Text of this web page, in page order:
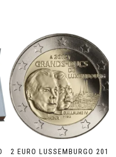
2 EURO LUSSEMBURGO 2012